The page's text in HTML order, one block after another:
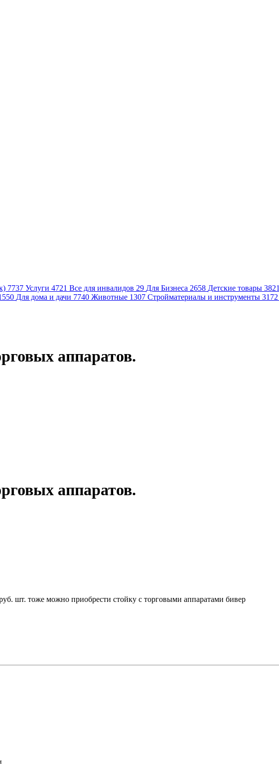
7737 Услуги 4721 Все для инвалидов 29 Для Бизнеса 2658 Детские товары 3821
Для дома и дачи 7740 Животные 1307 Стройматериалы и инструменты 3172
аппаратов.
аппаратов.
шт. тоже можно приобрести стойку с торговыми аппаратами бивер